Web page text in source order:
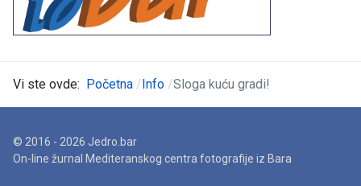
Vi ste ovde: Početna Info Sloga kuću gradi!
© 2016 - 2026 Jedro.bar
On-line žurnal Mediteranskog centra fotografije iz Bara